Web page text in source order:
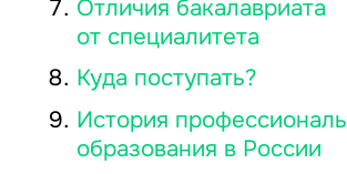
Отличия бакалавриата
от специалитета
Куда поступать?
История
образования в России